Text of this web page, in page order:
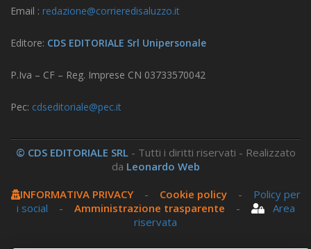
Email : redazione@corrieredisaluzzo.it
Editore: CDS EDITORIALE Srl Unipersonale
P.Iva – CF – Reg. Imprese CN 03733570042
Pec: cdseditoriale@pec.it
© CDS EDITORIALE SRL - Tutti i diritti riservati - Realizzato
da Leonardo Web
INFORMATIVA PRIVACY- Cookie policy- Policy per
i social - Amministrazione trasparente -
Area
riservata